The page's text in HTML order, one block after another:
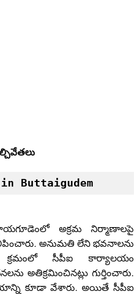
Buttaigudem
అక్రమ నిర్మాణాలపై
అనుమతి లేని భవనాలను
క్రమంలో సీపీఐ కార్యాలయం
అతిక్రమించినట్లు గుర్తించారు.
కూడా వేశారు. అయితే సీపీఐ